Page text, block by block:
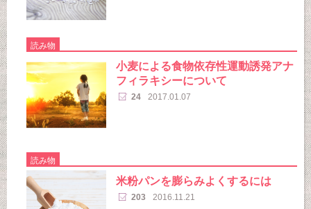
読み物
小麦による食物依存性運動誘発アナ
フィラキシーについて
24 2017.01.07
読み物
米粉パンを膨らみよくするには
203 2016.11.21